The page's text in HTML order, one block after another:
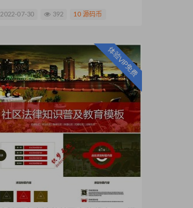
2022-07-30 392 10 源码币
体验VIP免费